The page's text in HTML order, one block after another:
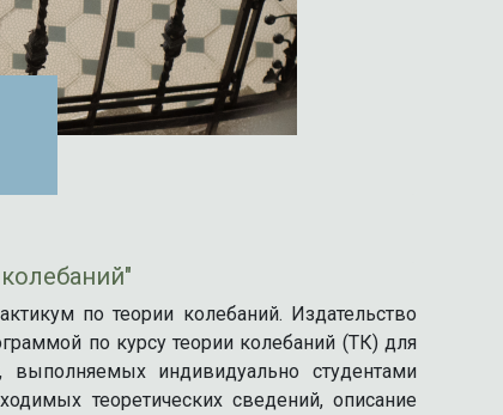
по теории колебаний. Издательство
по курсу теории колебаний (ТК) для
выполняемых индивидуально студентами
теоретических сведений, описание